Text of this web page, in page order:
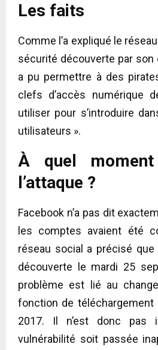
Les faits
Comme l’a expliqué le
sécurité découverte par son
a pu permettre à des
clefs d’accès numérique
utiliser pour s’introduire
utilisateurs ».
À quel
l’attaque ?
Facebook n’a pas dit
les comptes avaient été
réseau social a précisé que
découverte le mardi 25
problème est lié au
fonction de
2017. Il n’est donc pas
vulnérabilité soit passée